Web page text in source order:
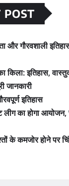
POST
और गौरवशाली
किला: इतिहास,
जानकारी
इतिहास
लीग का होगा
के कमजोर होने पर